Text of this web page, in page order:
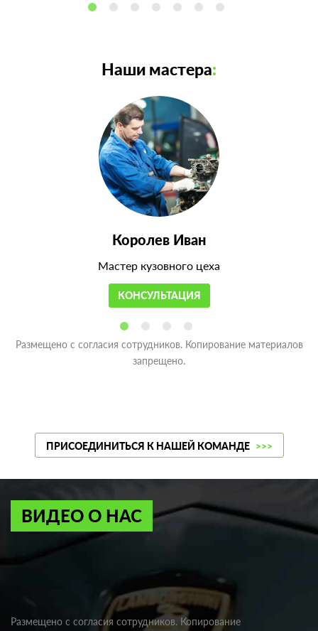
Наши мастера:
Королев Иван
Мастер кузовного цеха
КОНСУЛЬТАЦИЯ
Размещено с согласия сотрудников. Копирование материалов
запрещено.
ПРИСОЕДИНИТЬСЯ К НАШЕЙ КОМАНДЕ >>>
ВИДЕО О НАС
Размещено с согласия сотрудников. Копирование